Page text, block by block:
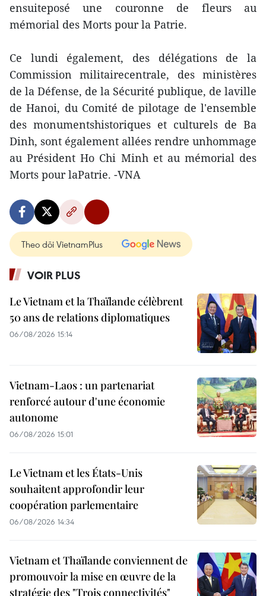
ensuiteposé une couronne de fleurs au
mémorial des Morts pour la Patrie.
Ce lundi également, des délégations de la
Commission militairecentrale, des ministères
de la Défense, de la Sécurité publique, de laville
de Hanoi, du Comité de pilotage de l'ensemble
des monumentshistoriques et culturels de Ba
Dinh, sont également allées rendre unhommage
au Président Ho Chi Minh et au mémorial des
Morts pour laPatrie. -VNA
Theo dõi VietnamPlus
VOIR PLUS
Le Vietnam et la Thaïlande célèbrent
50 ans de relations diplomatiques
06/08/2026 15:14
Vietnam-Laos : un partenariat
renforcé autour d'une économie
autonome
06/08/2026 15:01
Le Vietnam et les États-Unis
souhaitent approfondir leur
coopération parlementaire
06/08/2026 14:34
Vietnam et Thaïlande conviennent de
promouvoir la mise en œuvre de la
stratégie des "Trois connectivités"